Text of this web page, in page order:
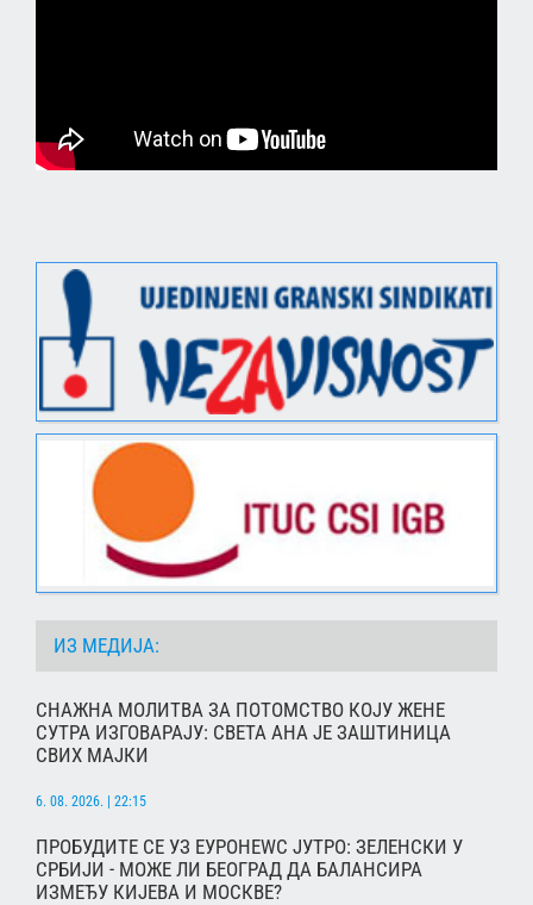
ИЗ МЕДИЈА:
СНАЖНА МОЛИТВА ЗА ПОТОМСТВО КОЈУ ЖЕНЕ
СУТРА ИЗГОВАРАЈУ: СВЕТА АНА ЈЕ ЗАШТИНИЦА
СВИХ МАЈКИ
6. 08. 2026. | 22:15
ПРОБУДИТЕ СЕ УЗ ЕУРОНЕWС ЈУТРО: ЗЕЛЕНСКИ У
СРБИЈИ - МОЖЕ ЛИ БЕОГРАД ДА БАЛАНСИРА
ИЗМЕЂУ КИЈЕВА И МОСКВЕ?